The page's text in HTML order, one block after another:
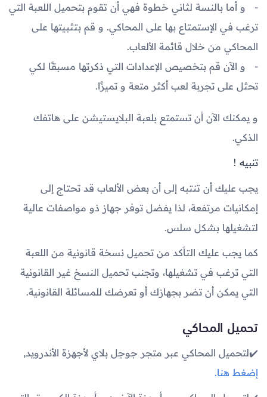
و أما بالنسة لثاني خطوة فهي أن تقوم بتحميل اللعبة التي
ترغب في الإستمتاع بها على المحاكي. و قم بتثبيتها على
المحاكي من خلال قائمة الألعاب.
و الآن قم بتخصيص الإعدادات التي ذكرتها مسبقًا لكي
تحثل على تجربة لعب أكثر متعة و تميزًا.
و يمكنك الآن أن تستمتع بلعبة البلايستيشن على هاتفك
الذكي.
تنبيه !
يجب عليك أن تنتبه إلى أن بعض الألعاب قد تحتاج إلى
إمكانيات مرتفعة، لذا يفضل توفر جهاز ذو مواصفات عالية
لتشغيلها بشكل سلس.
كما يجب عليك التأكد من تحميل نسخة قانونية من اللعبة
التي ترغب في تشغيلها، وتجنب تحميل النسخ غير القانونية
التي يمكن أن تضر بجهازك أو تعرضك للمسائلة القانونية.
تحميل المحاكي
✔️لتحميل المحاكي عبر متجر جوجل بلاي لأجهزة الأندرويد,
إضغط هنا.